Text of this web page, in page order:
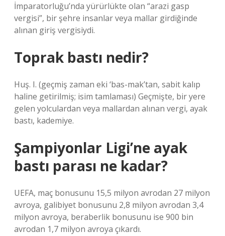
İmparatorluğu’nda yürürlükte olan “arazi gasp
vergisi”, bir şehre insanlar veya mallar girdiğinde
alınan giriş vergisiydi.
Toprak bastı nedir?
Huş. I. (geçmiş zaman eki ‘bas-mak’tan, sabit kalıp
haline getirilmiş; isim tamlaması) Geçmişte, bir yere
gelen yolculardan veya mallardan alınan vergi, ayak
bastı, kademiye.
Şampiyonlar Ligi’ne ayak
bastı parası ne kadar?
UEFA, maç bonusunu 15,5 milyon avrodan 27 milyon
avroya, galibiyet bonusunu 2,8 milyon avrodan 3,4
milyon avroya, beraberlik bonusunu ise 900 bin
avrodan 1,7 milyon avroya çıkardı.